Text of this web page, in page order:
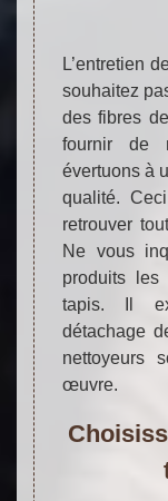
L’entretien
souhaitez
des fibres
fournir de
évertuons à
qualité.
retrouver
Ne vous
produits
tapis. Il
détachage
nettoyeurs
œuvre.